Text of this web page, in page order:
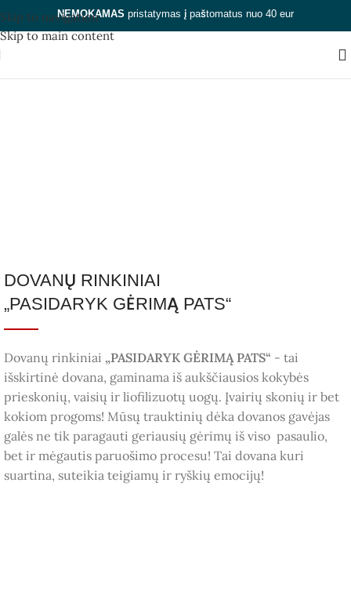
Skip to navigation
Skip to main content
NEMOKAMAS pristatymas į paštomatus nuo 40 eur
Originalios verslo
DOVANŲ RINKINIAI
„PASIDARYK GĖRIMĄ PATS“
Dovanų rinkiniai „PASIDARYK GĖRIMĄ PATS“ - tai
išskirtinė dovana, gaminama iš aukščiausios kokybės
prieskonių, vaisių ir liofilizuotų uogų. Įvairių skonių ir bet
kokiom progoms! Mūsų trauktinių dėka dovanos gavėjas
galės ne tik paragauti geriausių gėrimų iš viso pasaulio,
bet ir mėgautis paruošimo procesu! Tai dovana kuri
suartina, suteikia teigiamų ir ryškių emocijų!